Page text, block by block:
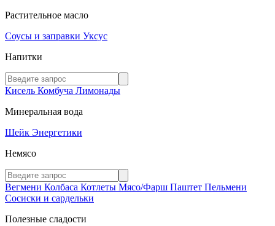
Растительное масло
Соусы и заправки Уксус
Напитки
Кисель Комбуча Лимонады
Минеральная вода
Шейк Энергетики
Немясо
Вегмени Колбаса Котлеты Мясо/Фарш Паштет Пельмени
Сосиски и сардельки
Полезные сладости